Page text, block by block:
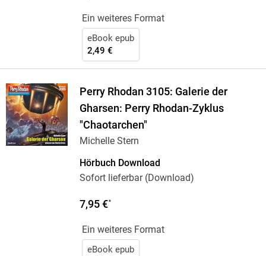
Ein weiteres Format
eBook epub
2,49 €
Perry Rhodan 3105: Galerie der
Gharsen: Perry Rhodan-Zyklus
"Chaotarchen"
Michelle Stern
Hörbuch Download
Sofort lieferbar (Download)
7,95 €*
Ein weiteres Format
eBook epub